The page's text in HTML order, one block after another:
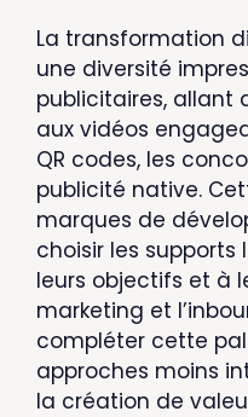
La transformation
une diversité
publicitaires, allant
aux vidéos
QR codes, les
publicité native.
marques de
choisir les
leurs objectifs et à
marketing et
compléter cette
approches moins
la création de